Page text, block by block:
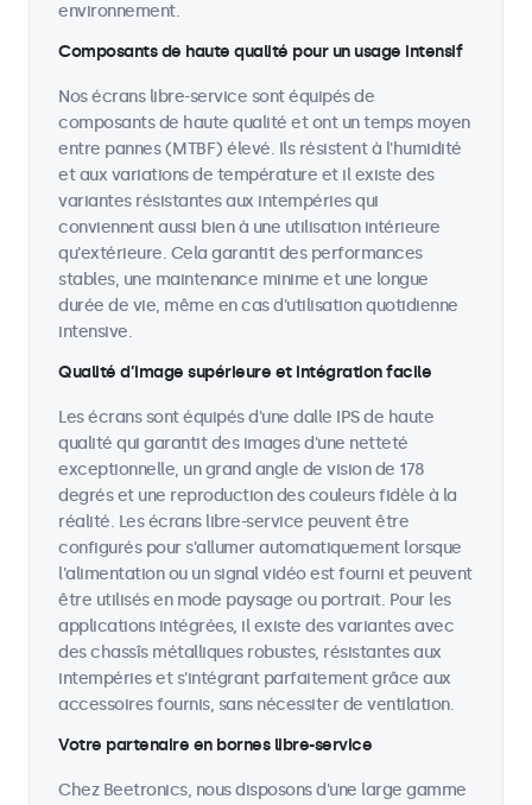
environnement.
Composants de haute qualité pour un usage intensif
Nos écrans libre-service sont équipés de
composants de haute qualité et ont un temps moyen
entre pannes (MTBF) élevé. Ils résistent à l'humidité
et aux variations de température et il existe des
variantes résistantes aux intempéries qui
conviennent aussi bien à une utilisation intérieure
qu'extérieure. Cela garantit des performances
stables, une maintenance minime et une longue
durée de vie, même en cas d'utilisation quotidienne
intensive.
Qualité d’image supérieure et intégration facile
Les écrans sont équipés d'une dalle IPS de haute
qualité qui garantit des images d'une netteté
exceptionnelle, un grand angle de vision de 178
degrés et une reproduction des couleurs fidèle à la
réalité. Les écrans libre-service peuvent être
configurés pour s'allumer automatiquement lorsque
l'alimentation ou un signal vidéo est fourni et peuvent
être utilisés en mode paysage ou portrait. Pour les
applications intégrées, il existe des variantes avec
des chassîs métalliques robustes, résistantes aux
intempéries et s'intégrant parfaitement grâce aux
accessoires fournis, sans nécessiter de ventilation.
Votre partenaire en bornes libre-service
Chez Beetronics, nous disposons d'une large gamme